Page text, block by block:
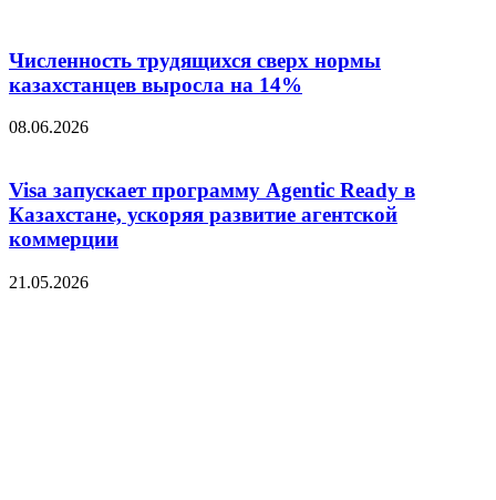
Численность трудящихся сверх нормы
казахстанцев выросла на 14%
08.06.2026
Visa запускает программу Agentic Ready в
Казахстане, ускоряя развитие агентской
коммерции
21.05.2026